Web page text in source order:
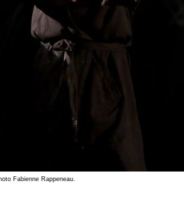
Fabienne Rappeneau.